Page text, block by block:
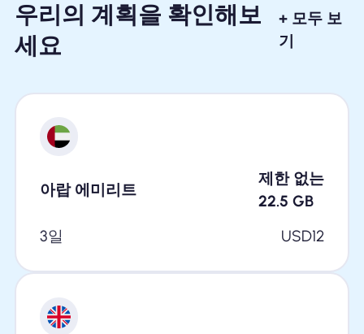
우리의 계획을 확인해보
세요
+ 모두 보
기
아랍 에미리트
제한 없는
22.5 GB
3일
USD12